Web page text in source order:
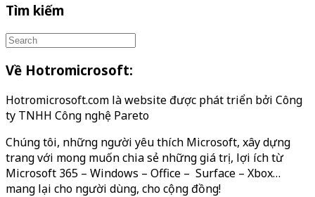
Tìm kiếm
Về Hotromicrosoft:
Hotromicrosoft.com là website được phát triển bởi Công
ty TNHH Công nghệ Pareto
Chúng tôi, những người yêu thích Microsoft, xây dựng
trang với mong muốn chia sẻ những giá trị, lợi ích từ
Microsoft 365 – Windows – Office – Surface – Xbox…
mang lại cho người dùng, cho cộng đồng!